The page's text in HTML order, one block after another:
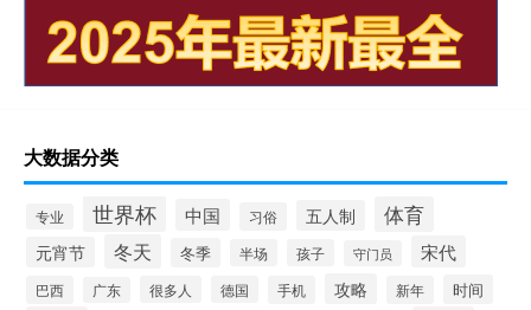
大数据分类
专业 世界杯 中国 习俗 五人制 体育
元宵节 冬天 冬季 半场 孩子 守门员 宋代
巴西 广东 很多人 德国 手机 攻略 新年 时间